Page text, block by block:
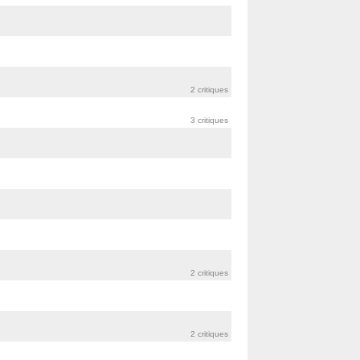
2 critiques
3 critiques
2 critiques
2 critiques